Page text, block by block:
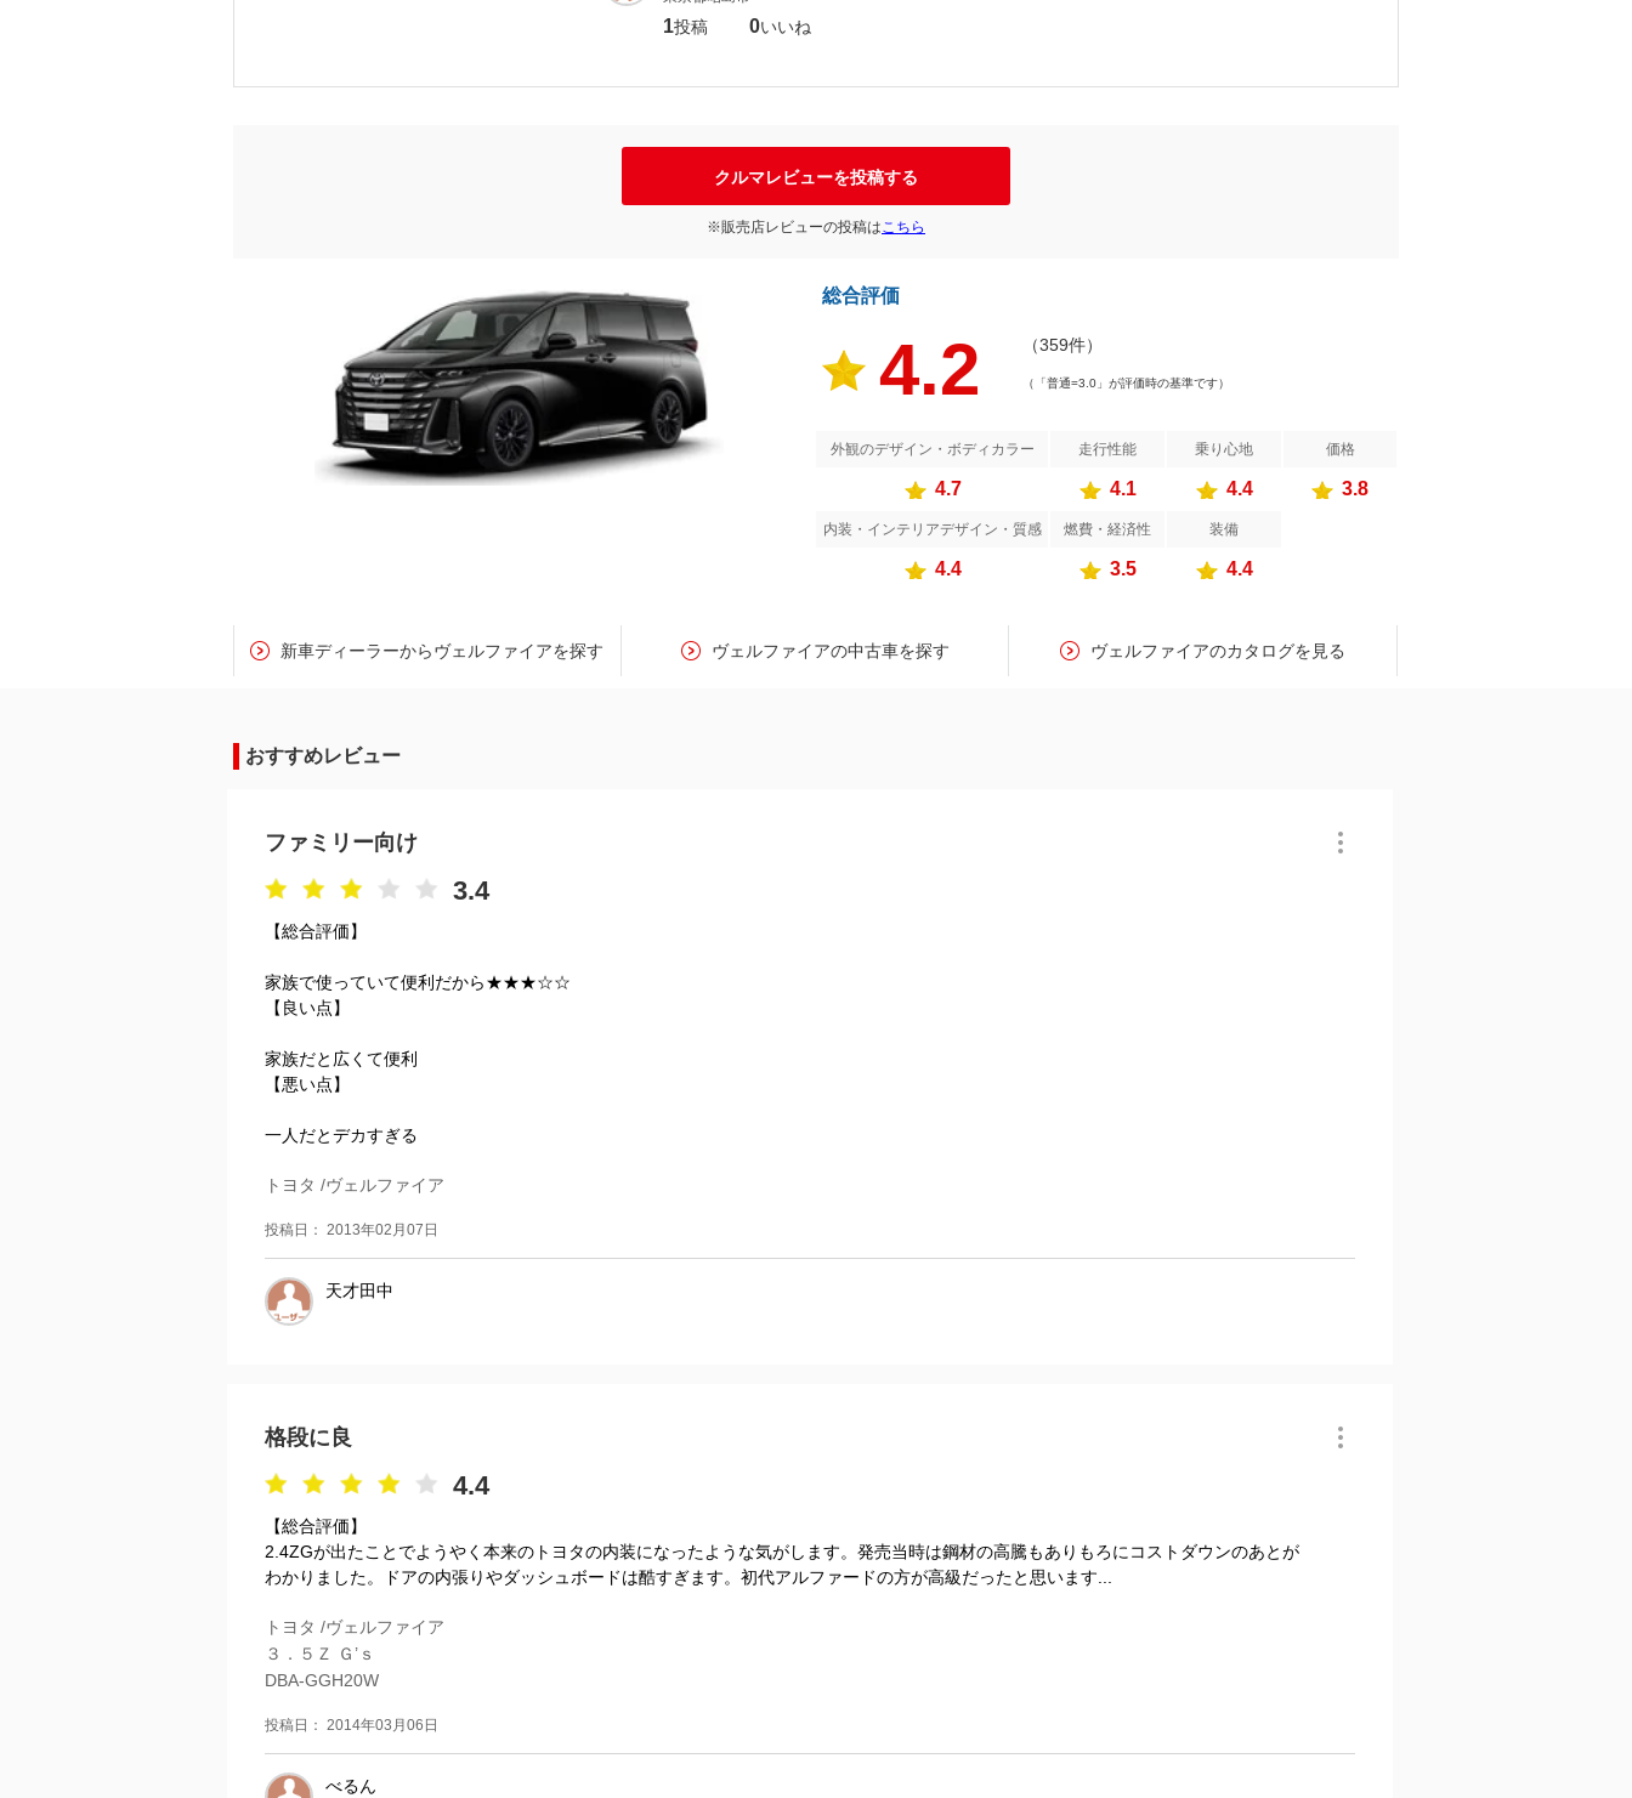
1投稿 0いいね
クルマレビューを投稿する
※販売店レビューの投稿はこちら
総合評価
4.2 （359件）
（「普通=3.0」が評価時の基準です）
外観のデザイン・ボディカラー 走行性能 乗り心地 価格
4.7 4.1 4.4 3.8
内装・インテリアデザイン・質感 燃費・経済性 装備
4.4 3.5 4.4
新車ディーラーからヴェルファイアを探す ヴェルファイアの中古車を探す ヴェルファイアのカタログを見る
おすすめレビュー
ファミリー向け
3.4
【総合評価】
家族で使っていて便利だから★★★☆☆
【良い点】
家族だと広くて便利
【悪い点】
一人だとデカすぎる
トヨタ /ヴェルファイア
投稿日： 2013年02月07日
天才田中
格段に良
4.4
【総合評価】
2.4ZGが出たことでようやく本来のトヨタの内装になったような気がします。発売当時は鋼材の高騰もありもろにコストダウンのあとが
わかりました。ドアの内張りやダッシュボードは酷すぎます。初代アルファードの方が高級だったと思います...
トヨタ /ヴェルファイア
３．５Ｚ Ｇ’ｓ
DBA-GGH20W
投稿日： 2014年03月06日
べるん